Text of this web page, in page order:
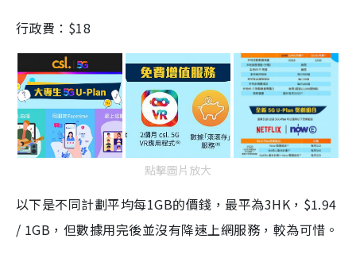
行政費：$18
點擊圖片放大
以下是不同計劃平均每1GB的價錢，最平為3HK，$1.94
/ 1GB，但數據用完後並沒有降速上網服務，較為可惜。